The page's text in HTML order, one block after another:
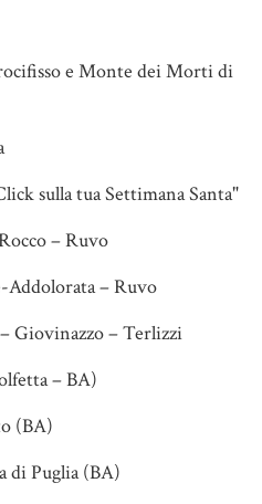
e Monte dei Morti di
sulla tua Settimana Santa"
– Ruvo
– Ruvo
Giovinazzo – Terlizzi
– BA)
(BA)
di Puglia (BA)